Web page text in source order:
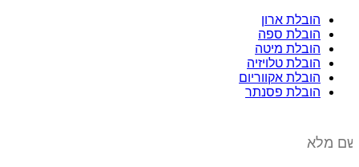
הובלת ארון
הובלת ספה
הובלת מיטה
הובלת טלויזיה
הובלת אקווריום
הובלת פסנתר